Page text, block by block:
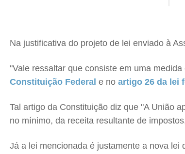
Na justificativa do projeto de lei enviado à
"Vale ressaltar que consiste em uma
Constituição Federal e no artigo 26 da lei
Tal artigo da Constituição diz que "A União
no mínimo, da receita resultante de
Já a lei mencionada é justamente a nova